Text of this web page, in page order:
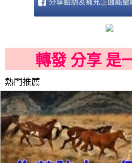
轉發 分享 是
熱門推薦